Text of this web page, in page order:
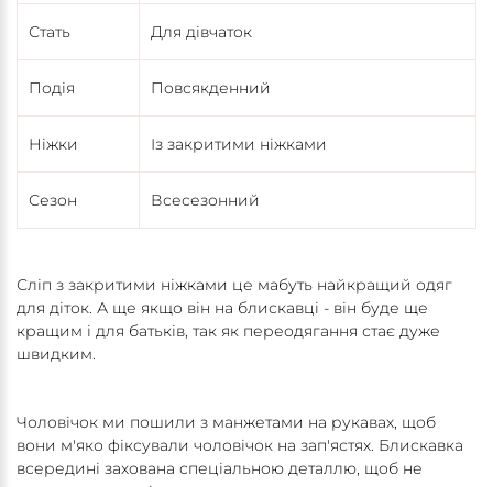
Стать Для дівчаток
Подія Повсякденний
Ніжки Із закритими ніжками
Сезон Всесезонний
Сліп з закритими ніжками це мабуть найкращий одяг
для діток. А ще якщо він на блискавці - він буде ще
кращим і для батьків, так як переодягання стає дуже
швидким.
Чоловічок ми пошили з манжетами на рукавах, щоб
вони м'яко фіксували чоловічок на зап'ястях. Блискавка
всередині захована спеціальною деталлю, щоб не